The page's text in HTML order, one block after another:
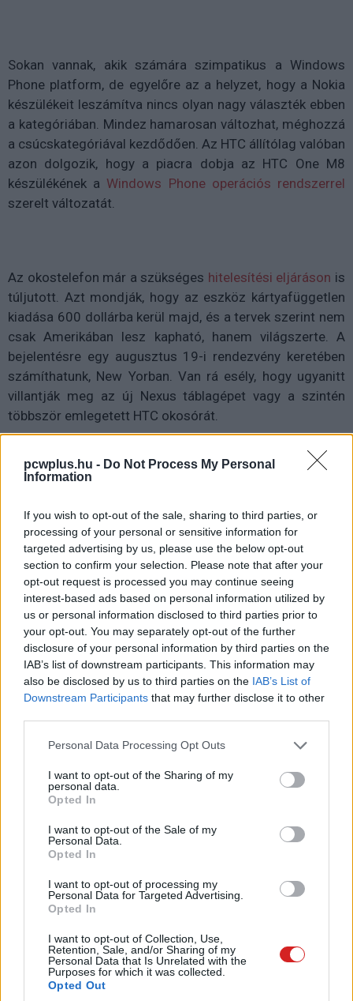
pcwplus.hu - Do Not Process My Personal
Information
If you wish to opt-out of the sale, sharing to third parties, or
processing of your personal or sensitive information for
targeted advertising by us, please use the below opt-out
section to confirm your selection. Please note that after your
opt-out request is processed you may continue seeing
interest-based ads based on personal information utilized by
us or personal information disclosed to third parties prior to
your opt-out. You may separately opt-out of the further
disclosure of your personal information by third parties on the
IAB’s list of downstream participants. This information may
also be disclosed by us to third parties on the IAB’s List of
Downstream Participants that may further disclose it to other
Please note that this website/app uses one or more Google
not limited to your visit or usage behaviour. You may click to
grant or deny consent to Google and its third-party tags to
use your data for below specified purposes in below Google
consent section.
Personal Data Processing Opt Outs
I want to opt-out of the Sharing of my
personal data.
Opted In
I want to opt-out of the Sale of my
Personal Data.
Opted In
I want to opt-out of processing my
Personal Data for Targeted Advertising.
Opted In
I want to opt-out of Collection, Use,
Retention, Sale, and/or Sharing of my
Personal Data that Is Unrelated with the
Purposes for which it was collected.
Opted Out
Sokan vannak, akik számára szimpatikus a Windows
Phone platform, de egyelőre az a helyzet, hogy a Nokia
készülékeit leszámítva nincs olyan nagy választék ebben
a kategóriában. Mindez hamarosan változhat, méghozzá
a csúcskategóriával kezdődően. Az HTC állítólag valóban
azon dolgozik, hogy a piacra dobja az HTC One M8
készülékének a Windows Phone operációs rendszerrel
szerelt változatát.
Az okostelefon már a szükséges hitelesítési eljáráson is
túljutott. Azt mondják, hogy az eszköz kártyafüggetlen
kiadása 600 dollárba kerül majd, és a tervek szerint nem
csak Amerikában lesz kapható, hanem világszerte. A
bejelentésre egy augusztus 19-i rendezvény keretében
számíthatunk, New Yorban. Van rá esély, hogy ugyanitt
villantják meg az új Nexus táblagépet vagy a szintén
többször emlegetett HTC okosórát.
Az HTC anno a Microsoft Windows Mobile operációs
rendszerének a segítségével szerzett komoly hírnevet
visszatérnek a Windows Phone-nal erre az útra, akkor az
egyben azt is jelenti, hogy a Microsoftnem rettentett el
mindenkit a Nokia felvásárlásával az együttműködéstől.
Pulzusméréssel segíti a biztonságos mozgást az új
balatoni kardioösvény (X)
4 és egy 8 km-es egészségügyi tanösvény nyílt
Balatonalmádiban.
#htc #htc one m8 #okostelefon
#android
Villámgyors letöltéseket ígér az
Apple
Kedvencekhez
Harangi László |2014 augusztus 2. 10:06